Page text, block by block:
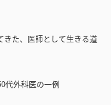
きた、医師として生きる道
代外科医の一例